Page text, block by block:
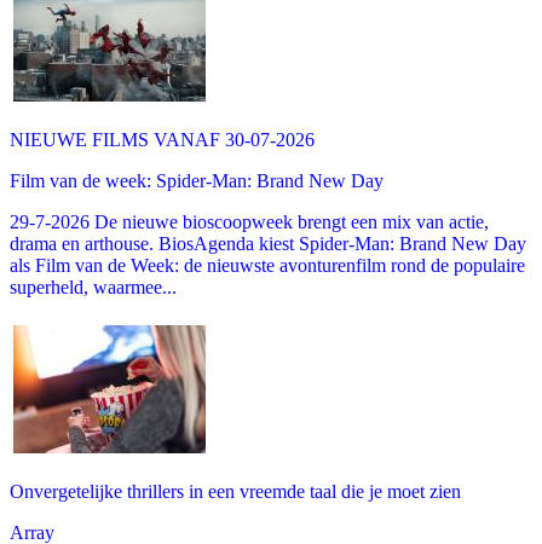
NIEUWE FILMS VANAF 30-07-2026
Film van de week: Spider-Man: Brand New Day
29-7-2026 De nieuwe bioscoopweek brengt een mix van actie,
drama en arthouse. BiosAgenda kiest Spider-Man: Brand New Day
als Film van de Week: de nieuwste avonturenfilm rond de populaire
superheld, waarmee...
Onvergetelijke thrillers in een vreemde taal die je moet zien
Array